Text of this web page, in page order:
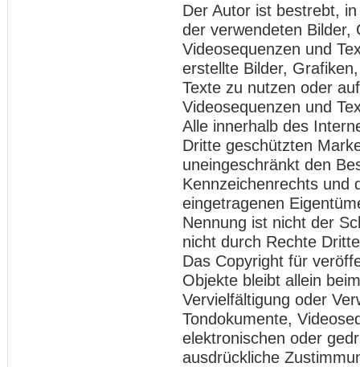
Der Autor ist bestrebt,
der verwendeten Bilder,
Videosequenzen und
erstellte Bilder,
Texte zu nutzen oder
Videosequenzen und
Alle innerhalb des
Dritte geschützten
uneingeschränkt den
Kennzeichenrechts und
eingetragenen
Nennung ist nicht der
nicht durch Rechte
Das Copyright für
Objekte bleibt allein
Vervielfältigung oder
Tondokumente,
elektronischen oder
ausdrückliche